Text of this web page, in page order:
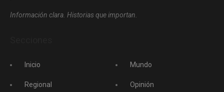
Información clara. Historias que importan.
Inicio
Regional
Mundo
Opinión